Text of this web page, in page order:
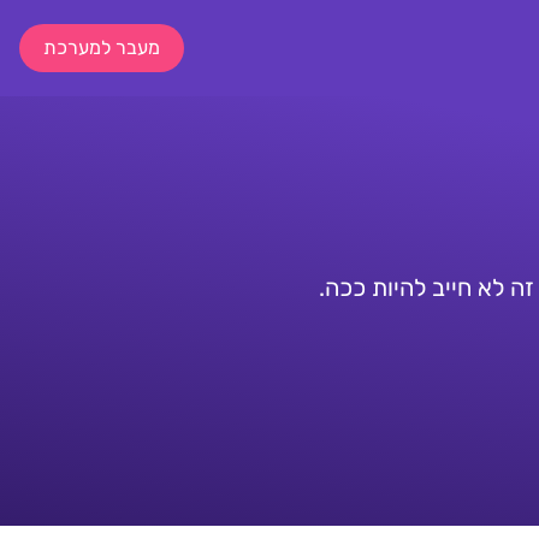
מעבר למערכת
לא חייב להיות ככה.